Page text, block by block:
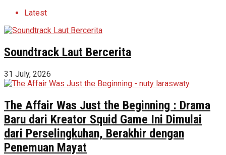
Latest
Soundtrack Laut Bercerita
31 July, 2026
The Affair Was Just the Beginning : Drama
Baru dari Kreator Squid Game Ini Dimulai
dari Perselingkuhan, Berakhir dengan
Penemuan Mayat